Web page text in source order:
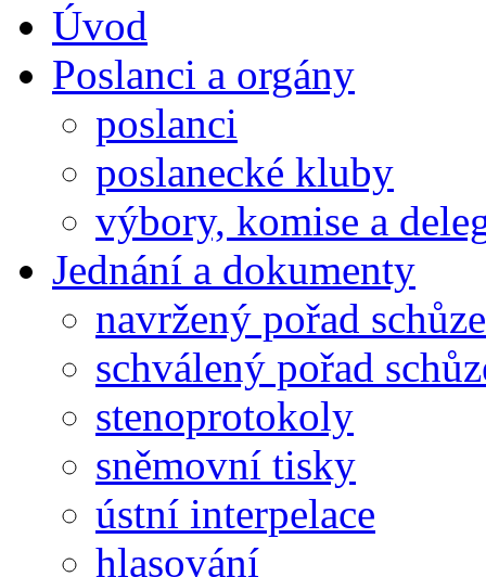
Úvod
Poslanci a orgány
poslanci
poslanecké kluby
výbory, komise a
Jednání a dokumenty
navržený pořad schůze
schválený pořad
stenoprotokoly
sněmovní tisky
ústní interpelace
hlasování